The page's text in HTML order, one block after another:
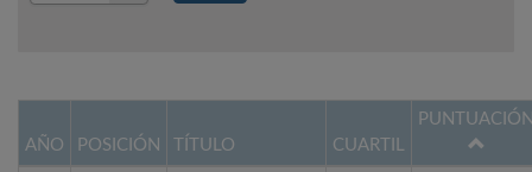
AÑO POSICIÓN TÍTULO CUARTIL